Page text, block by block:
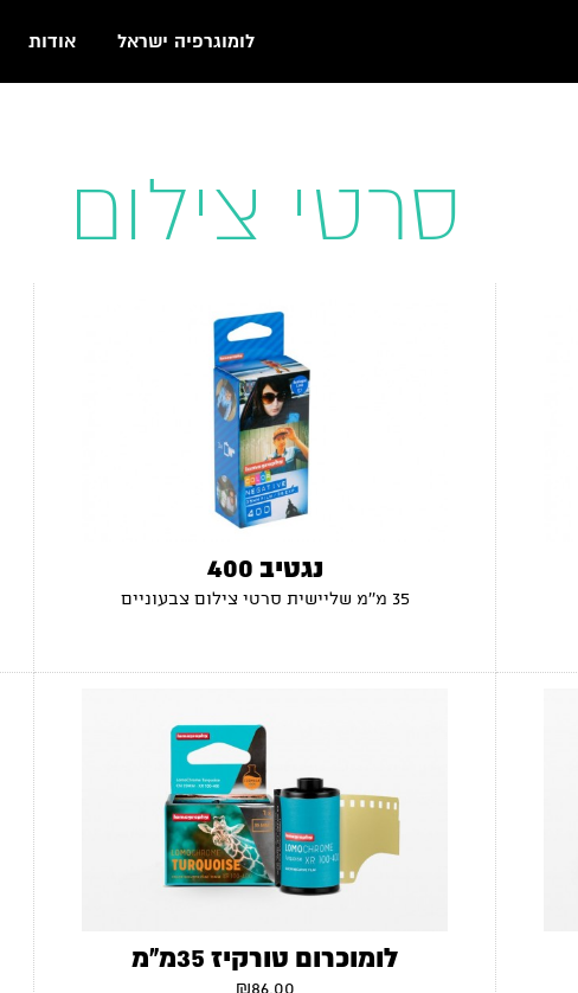
לומוגרפיה ישראל אודות
סרטי צילום
נגטיב 400
35 מ''מ שליישית סרטי צילום צבעוניים
לומוכרום טורקיז 35מ"מ